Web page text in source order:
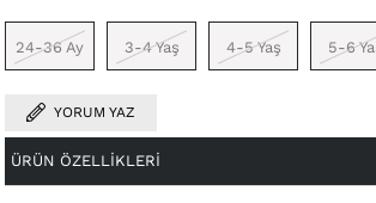
24-36 Ay 3-4 Yaş 4-5 Yaş 5-6
YORUM YAZ
ÜRÜN ÖZELLIKLERI